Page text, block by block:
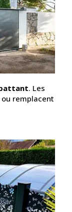
. Les
remplacent